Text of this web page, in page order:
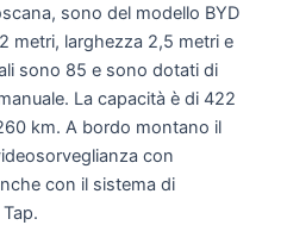
sono del modello BYD
metri, larghezza 2,5 metri e
sono 85 e sono dotati di
La capacità è di 422
km. A bordo montano il
con
con il sistema di